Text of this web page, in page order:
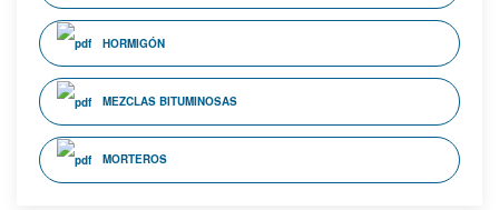
HORMIGÓN
MEZCLAS BITUMINOSAS
MORTEROS